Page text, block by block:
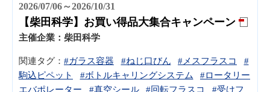
2026/07/06～2026/10/31
【柴田科学】お買い得品大集合キャンペーン
主催企業： 柴田科学
関連タグ： #ガラス容器 #ねじ口びん #メスフラスコ
#
駒込ピペット
#ボトルキャリングシステム
#ロータリー
エバポレーター
#真空シール #回転フラスコ
#受けフ